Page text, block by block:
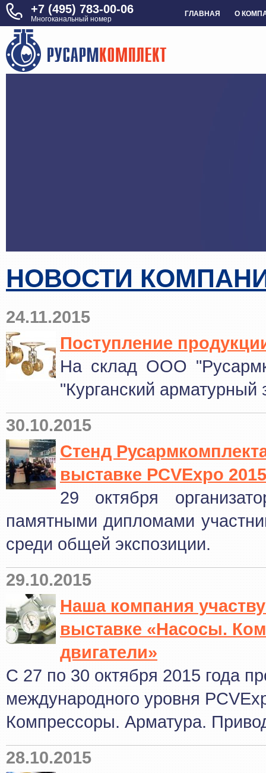
+7 (495) 783-00-06
Многоканальный номер
ГЛАВНАЯ О
НОВОСТИ
24.11.2015
Поступление
На склад ООО
"Курганский арматурный
30.10.2015
Стенд
выставке PCVExpo 2015
29 октября
памятными дипломами
среди общей экспозиции.
29.10.2015
Наша компания
выставке «Насосы.
двигатели»
С 27 по 30 октября 2015 года
международного уровня
Компрессоры. Арматура.
28.10.2015